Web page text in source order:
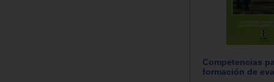
Competencias
formación de